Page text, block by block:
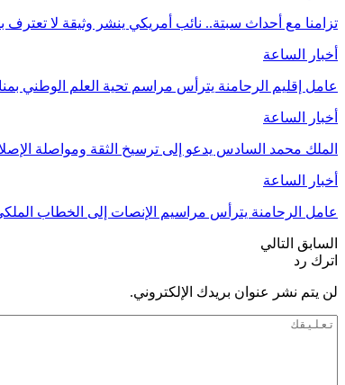
تزامنا مع أحداث سبتة.. نائب أمريكي ينشر وثيقة لا تعترف
أخبار الساعة
عامل إقليم الرحامنة يترأس مراسم تحية العلم الوطني
أخبار الساعة
الملك محمد السادس يدعو إلى ترسيخ الثقة ومواصلة
أخبار الساعة
عامل الرحامنة يترأس مراسيم الإنصات إلى الخطاب
السابق التالي
اترك رد
لن يتم نشر عنوان بريدك الإلكتروني.